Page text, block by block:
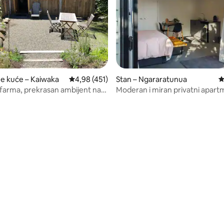
recenzija: 15
kuće – Kaiwaka Prosječna ocjena: 4,98/5, recenzija: 451
4,98 (451)
prekrasan ambijent na
Stan – Ngararatunua
Moderan i miran privatni